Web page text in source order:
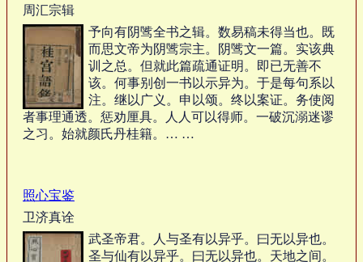
周汇宗辑
予向有阴骘全书之辑。数易稿未得当也。既
而思文帝为阴骘宗主。阴骘文一篇。实该典
训之总。但就此篇疏通证明。即已无善不
该。何事别创一书以示异为。于是每句系以
注。继以广义。申以颂。终以案证。务使阅
者事理通透。惩劝厘具。人人可以得师。一破沉溺迷谬
之习。始就颜氏丹桂籍。… …
照心宝鉴
卫济真诠
武圣帝君。人与圣有以异乎。曰无以异也。
圣与仙有以异乎。曰无以异也。天地之间。